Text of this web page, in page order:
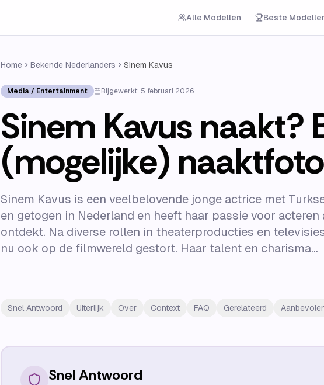
Alle Modellen Beste
Home Bekende Nederlanders Sinem Kavus
Media / Entertainment Bijgewerkt: 5 februari 2026
Sinem Kavus naakt?
(mogelijke)
Sinem Kavus is een veelbelovende jonge actrice met
en getogen in Nederland en heeft haar passie voor
ontdekt. Na diverse rollen in theaterproducties en
nu ook op de filmwereld gestort. Haar talent en charisma...
Snel Antwoord Uiterlijk Over Context FAQ Gerelateerd
Snel Antwoord